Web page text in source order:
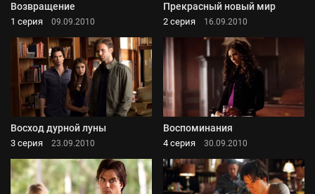
Возвращение
1 серия 09.09.2010
Прекрасный новый мир
2 серия 16.09.2010
Восход дурной луны
3 серия 23.09.2010
Воспоминания
4 серия 30.09.2010